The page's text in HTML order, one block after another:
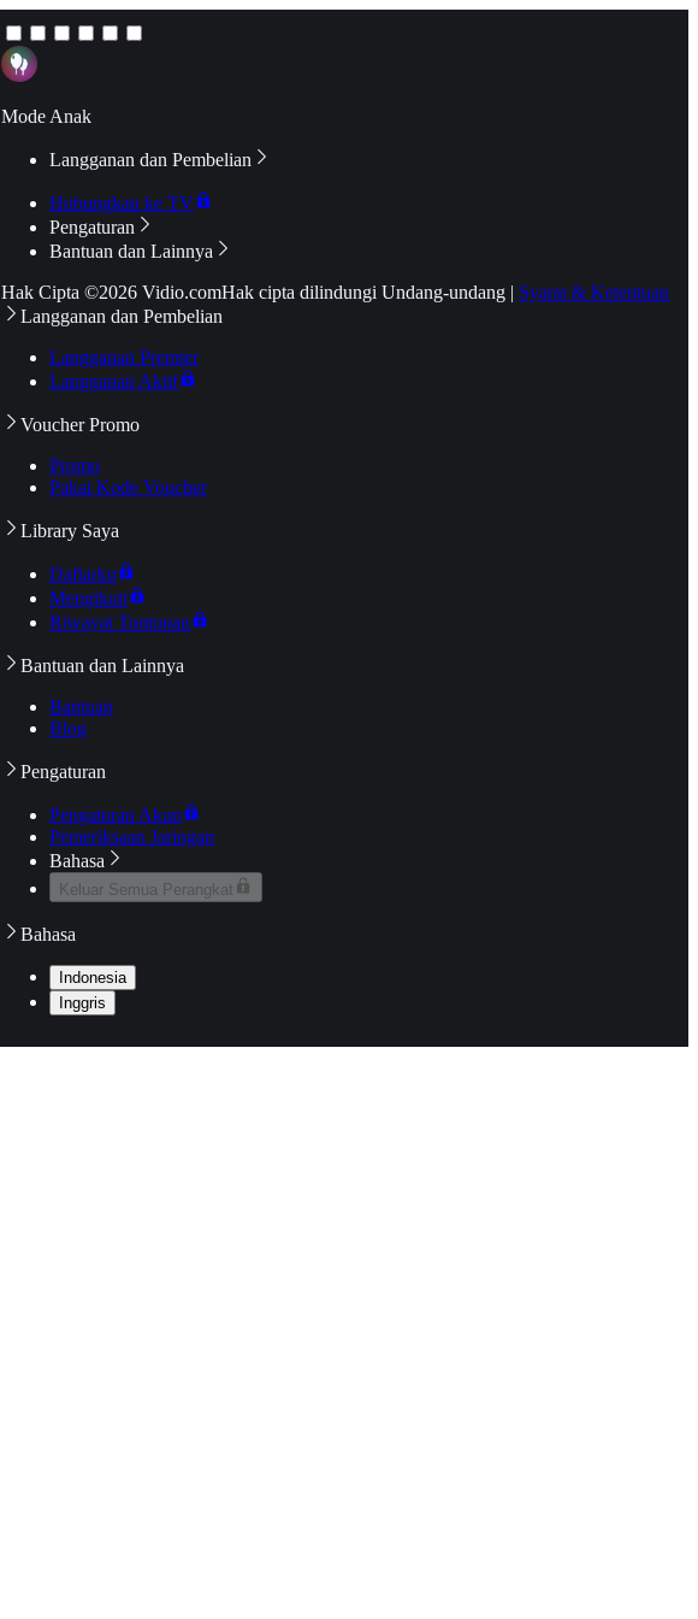
Mode Anak
Langganan dan Pembelian
Hubungkan ke TV
Pengaturan
Bantuan dan Lainnya
Hak Cipta ©2026 Vidio.comHak cipta dilindungi Undang-undang | Syarat & Ketentuan
Langganan dan Pembelian
Langganan Premier
Langganan Aktif
Voucher Promo
Promo
Pakai Kode Voucher
Library Saya
Daftarku
Mengikuti
Riwayat Tontonan
Bantuan dan Lainnya
Bantuan
Blog
Pengaturan
Pengaturan Akun
Pemeriksaan Jaringan
Bahasa
Keluar Semua Perangkat
Bahasa
Indonesia
Inggris